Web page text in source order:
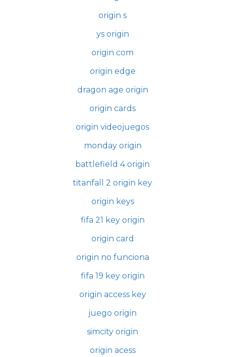
origin s
ys origin
origin com
origin edge
dragon age origin
origin cards
origin videojuegos
monday origin
battlefield 4 origin
titanfall 2 origin key
origin keys
fifa 21 key origin
origin card
origin no funciona
fifa 19 key origin
origin access key
juego origin
simcity origin
origin acess